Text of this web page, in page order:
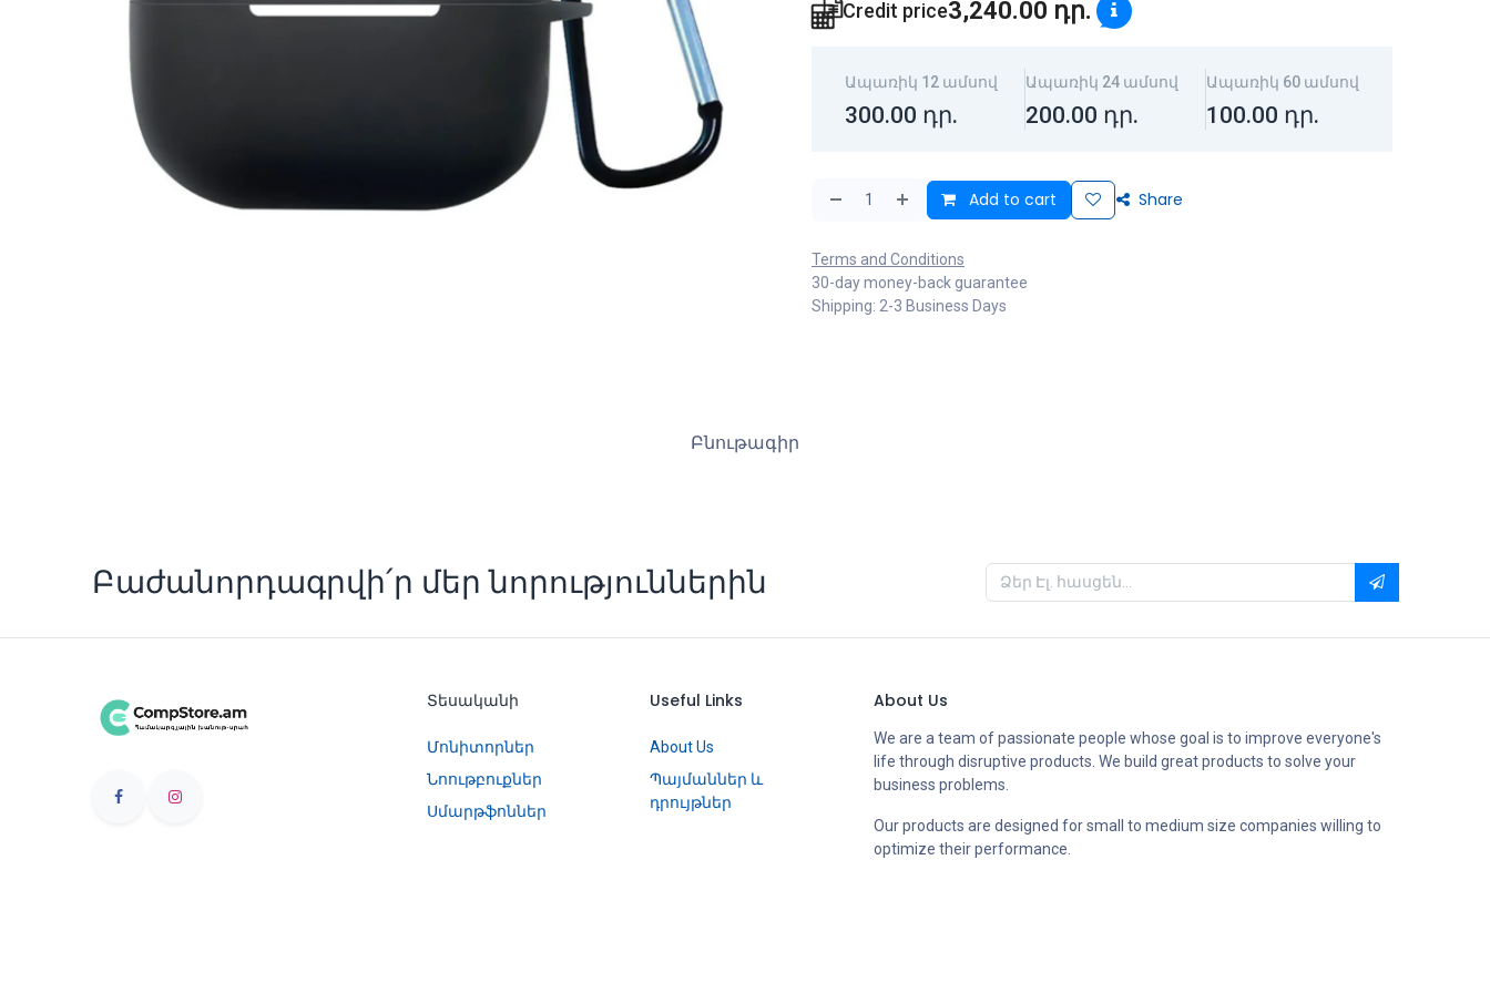
Credit price3,240.00 դր.
Ապառիկ 12 ամսով
300.00 դր.
Ապառիկ 24 ամսով
200.00 դր.
Ապառիկ 60 ամսով
100.00 դր.
Add to cart Share
Terms and Conditions
30-day money-back guarantee
Shipping: 2-3 Business Days
Բնութագիր
Բաժանորդագրվի՛ր մեր նորություններին
Տեսականի
Մոնիտորներ
Նոութբուքներ
Սմարթֆոններ
Useful Links
About Us
Պայմաններ և
դրույթներ
About Us
We are a team of passionate people whose goal is to improve everyone's
life through disruptive products. We build great products to solve your
business problems.
Our products are designed for small to medium size companies willing to
optimize their performance.